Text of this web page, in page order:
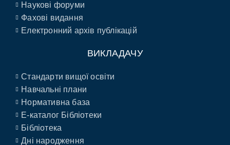
Наукові форуми
Фахові видання
Електронний архів публікацій
ВИКЛАДАЧУ
Стандарти вищої освіти
Навчальні плани
Нормативна база
E-каталог Бібліотеки
Бібліотека
Дні народження